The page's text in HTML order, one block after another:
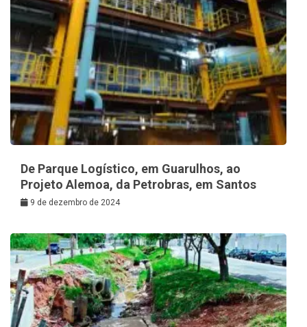
De Parque Logístico, em Guarulhos, ao
Projeto Alemoa, da Petrobras, em Santos
9 de dezembro de 2024